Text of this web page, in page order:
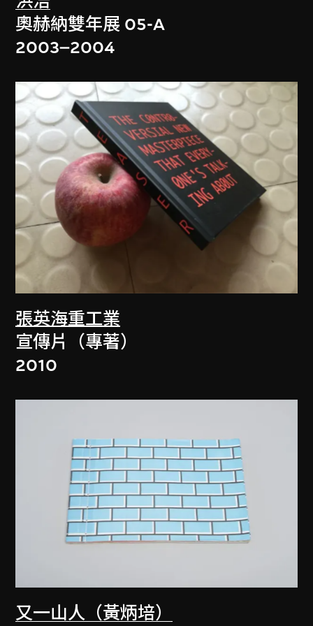
奧赫納雙年展 05-A
2003–2004
張英海重工業
宣傳片（專著）
2010
又一山人（黃炳培）